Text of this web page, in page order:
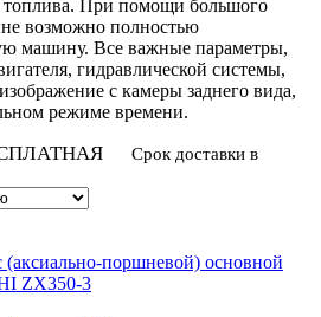
топлива. При помощи большого
возможно полностью
машину. Все важные параметры,
гидравлической системы,
с камеры заднего вида,
режиме времени.
Срок доставки в